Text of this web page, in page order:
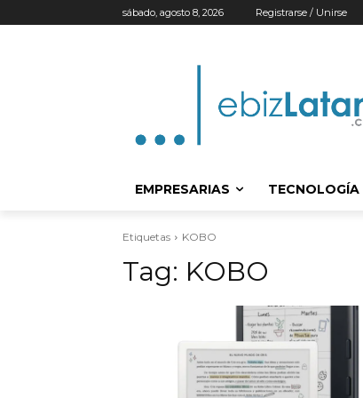
sábado, agosto 8, 2026 Registrarse / Unirse
EMPRESARIAS TECNOLOGÍA
Etiquetas KOBO
Tag: KOBO